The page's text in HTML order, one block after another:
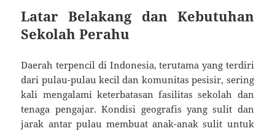
Latar Belakang dan Kebutuhan
Sekolah Perahu
Daerah terpencil di Indonesia, terutama yang terdiri
dari pulau-pulau kecil dan komunitas pesisir, sering
kali mengalami keterbatasan fasilitas sekolah dan
tenaga pengajar. Kondisi geografis yang sulit dan
jarak antar pulau membuat anak-anak sulit untuk